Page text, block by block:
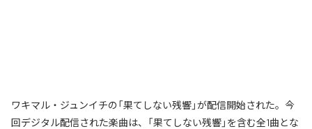
ワキマル・ジュンイチの「果てしない残響」が配信開始された。今
回デジタル配信された楽曲は、「果てしない残響」を含む全1曲とな